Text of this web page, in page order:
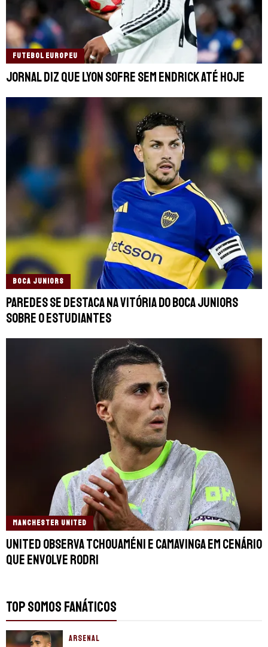
FUTEBOL EUROPEU
Jornal diz que Lyon sofre sem Endrick até hoje
BOCA JUNIORS
Paredes se destaca na vitória do Boca Juniors
sobre o Estudiantes
MANCHESTER UNITED
United observa Tchouaméni e Camavinga em cenário
que envolve Rodri
TOP SOMOS FANÁTICOS
ARSENAL